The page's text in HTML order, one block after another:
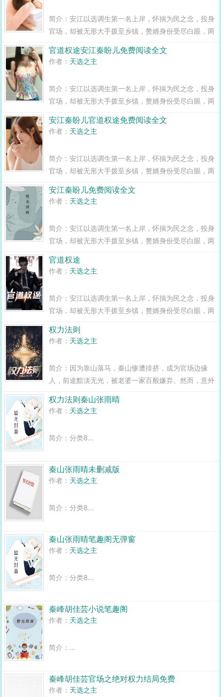
简介：安江以选调生第一名上岸，怀揣为民之念，投身
官场，却被无形大手拨至乡镇，赘婿身份受尽白眼，两
变全县最年轻正科级干部且看安江如何一路横空直撞，
官道权途安江秦盼儿免费阅读全文
作者： 天选之主
简介：安江以选调生第一名上岸，怀揣为民之念，投身
官场，却被无形大手拨至乡镇，赘婿身份受尽白眼，两
变全县最年轻正科级干部且看安江如何一路横空直撞，
安江秦盼儿官道权途免费阅读全文
作者： 天选之主
简介：安江以选调生第一名上岸，怀揣为民之念，投身
官场，却被无形大手拨至乡镇，赘婿身份受尽白眼，两
变全县最年轻正科级干部且看安江如何一路横空直撞，
安江秦盼儿免费阅读全文
作者： 天选之主
简介：安江以选调生第一名上岸，怀揣为民之念，投身
官场，却被无形大手拨至乡镇，赘婿身份受尽白眼，两
变全县最年轻正科级干部且看安江如何一路横空直撞，
官道权途
作者： 天选之主
简介：安江以选调生第一名上岸，怀揣为民之念，投身
官场，却被无形大手拨至乡镇，赘婿身份受尽白眼，两
变全县最年轻正科级干部且看安江如何一路横空直撞，
权力法则
作者： 天选之主
简介：因为靠山落马，秦山惨遭排挤，成为官场边缘
人，前途黯淡无光，被老婆一家百般嫌弃。然而，意外
隐私。命运的齿轮从这一刻开始转动，他如鱼得水，一
权力法则秦山张雨晴
作者： 天选之主
简介：分类8...
秦山张雨晴未删减版
作者： 天选之主
简介：分类8...
秦山张雨晴笔趣阁无弹窗
作者： 天选之主
简介：分类8...
秦峰胡佳芸小说笔趣阁
作者： 天选之主
简介：...
秦峰胡佳芸官场之绝对权力结局免费
作者： 天选之主